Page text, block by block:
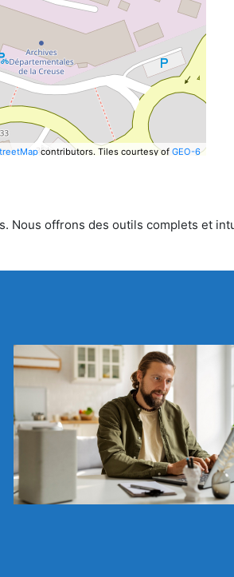
contributors. Tiles courtesy of GEO-6
Nous offrons des outils complets et